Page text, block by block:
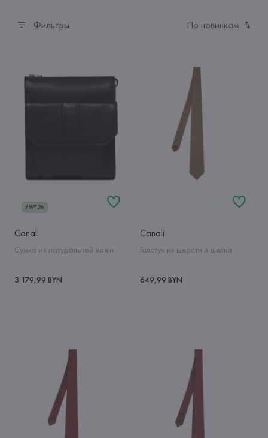
Фильтры По новинкам
FW'26
Canali
Сумка из натуральной кожи
3 179,99 BYN
Canali
Галстук из шерсти и шелка
649,99 BYN